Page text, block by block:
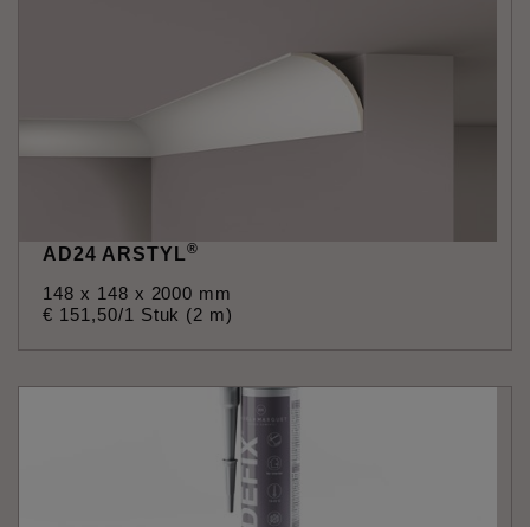
AD24 ARSTYL®
148 x 148 x 2000 mm
€ 151 ,50/1 Stuk (2 m)